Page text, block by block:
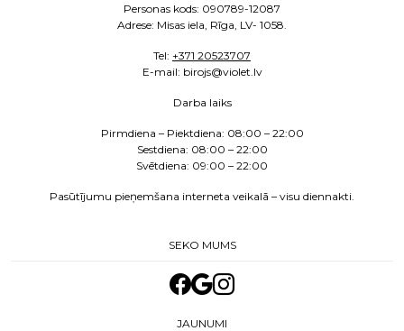
Personas kods: 090789-12087
Adrese: Misas iela, Rīga, LV- 1058.
Tel: +371 20523707
E-mail: birojs@violet.lv
Darba laiks
Pirmdiena – Piektdiena: 08:00 – 22:00
Sestdiena: 08:00 – 22:00
Svētdiena: 09:00 – 22:00
Pasūtījumu pieņemšana interneta veikalā – visu diennakti.
SEKO MUMS
JAUNUMI